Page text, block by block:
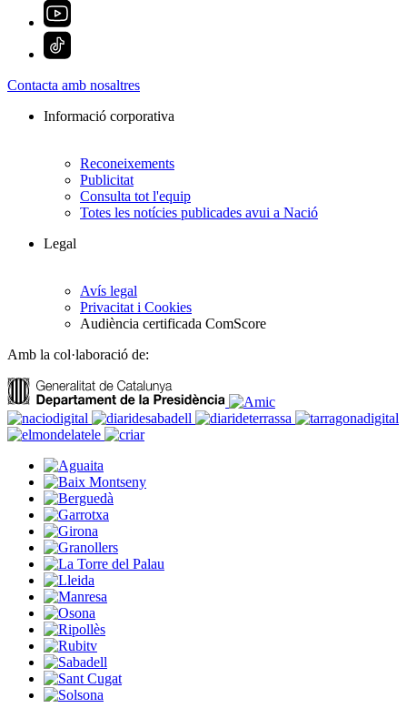
Contacta amb nosaltres
Informació corporativa
Reconeixements
Publicitat
Consulta tot l'equip
Totes les notícies publicades avui a Nació
Legal
Avís legal
Privacitat i Cookies
Audiència certificada ComScore
Amb la col·laboració de: